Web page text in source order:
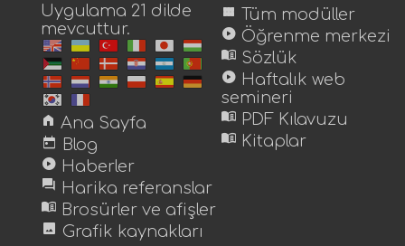
Uygulama 21 dilde
mevcuttur.
home Ana Sayfa
today Blog
play_circle Haberler
forum Harika referanslar
menu_book Brosürler ve afişler
image Grafik kaynakları
view_module Tüm modüller
play_circle Öğrenme merkezi
menu_book Sözlük
play_circle Haftalık web
semineri
menu_book PDF Kılavuzu
menu_book Kitaplar